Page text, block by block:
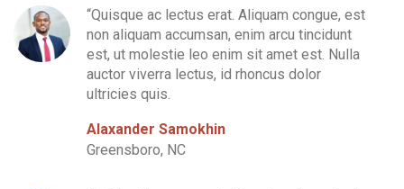
“Quisque ac lectus erat. Aliquam congue, est
non aliquam accumsan, enim arcu tincidunt
est, ut molestie leo enim sit amet est. Nulla
auctor viverra lectus, id rhoncus dolor
ultricies quis.
Alaxander Samokhin
Greensboro, NC